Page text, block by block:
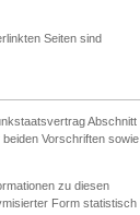
Seiten sind
Abschnitt
Vorschriften sowie
zu diesen
Form statistisch